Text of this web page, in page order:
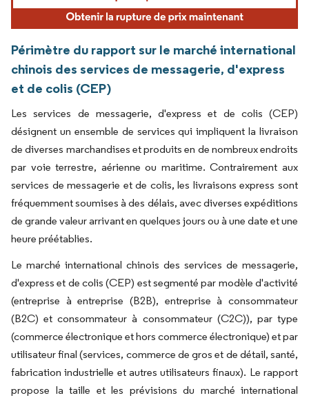
Périmètre du rapport sur le marché international
chinois des services de messagerie, d'express
et de colis (CEP)
Les services de messagerie, d'express et de colis (CEP)
désignent un ensemble de services qui impliquent la livraison
de diverses marchandises et produits en de nombreux endroits
par voie terrestre, aérienne ou maritime. Contrairement aux
services de messagerie et de colis, les livraisons express sont
fréquemment soumises à des délais, avec diverses expéditions
de grande valeur arrivant en quelques jours ou à une date et une
heure préétablies.
Le marché international chinois des services de messagerie,
d'express et de colis (CEP) est segmenté par modèle d'activité
(entreprise à entreprise (B2B), entreprise à consommateur
(B2C) et consommateur à consommateur (C2C)), par type
(commerce électronique et hors commerce électronique) et par
utilisateur final (services, commerce de gros et de détail, santé,
fabrication industrielle et autres utilisateurs finaux). Le rapport
propose la taille et les prévisions du marché international